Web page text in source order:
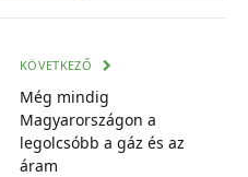
KÖVETKEZŐ
Még mindig
Magyarországon a
legolcsóbb a gáz és az
áram